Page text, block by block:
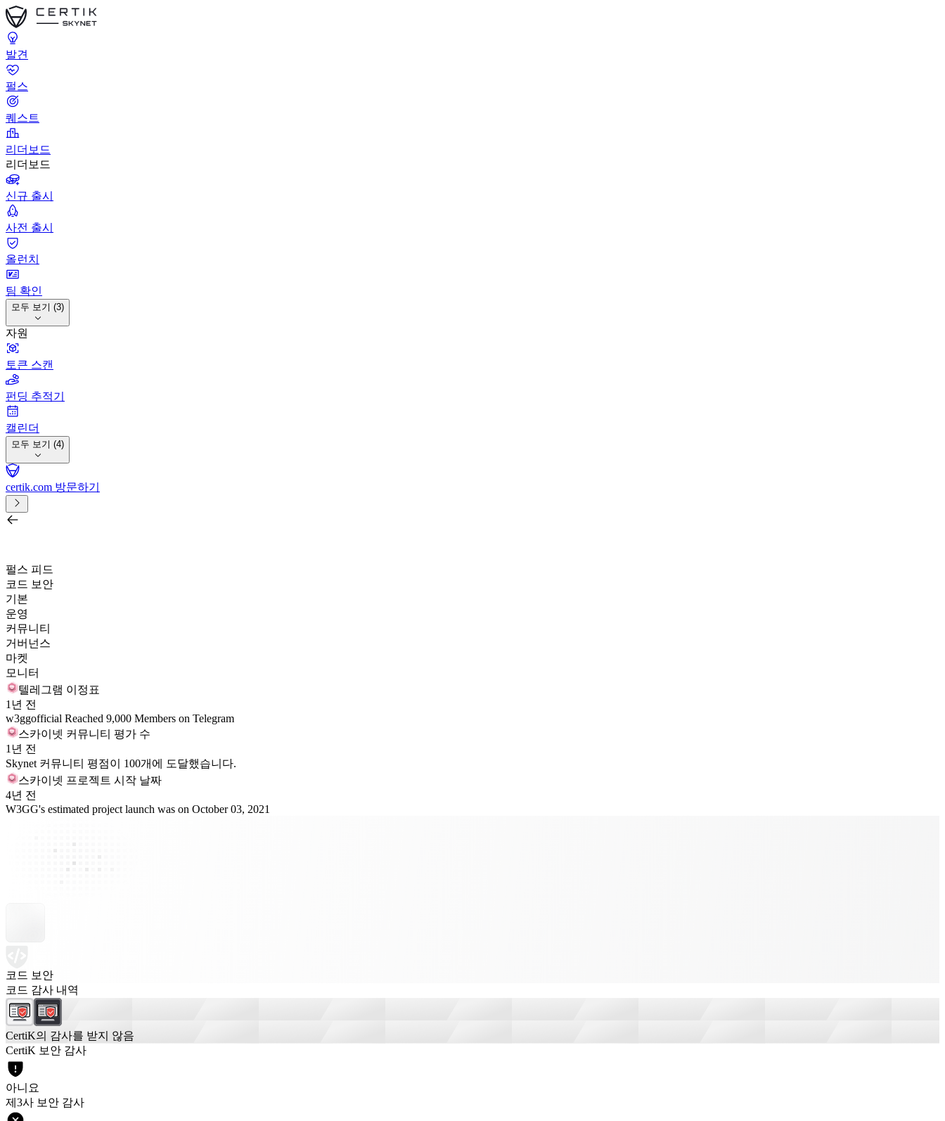
발견
펄스
퀘스트
리더보드
리더보드
신규 출시
사전 출시
올런치
팀 확인
모두 보기 (3)
자원
토큰 스캔
펀딩 추적기
캘린더
모두 보기 (4)
certik.com 방문하기
펄스 피드
코드 보안
기본
운영
커뮤니티
거버넌스
마켓
모니터
텔레그램 이정표
1년 전
w3ggofficial Reached 9,000 Members on Telegram
스카이넷 커뮤니티 평가 수
1년 전
Skynet 커뮤니티 평점이 100개에 도달했습니다.
스카이넷 프로젝트 시작 날짜
4년 전
W3GG's estimated project launch was on October 03, 2021
코드 보안
코드 감사 내역
CertiK의 감사를 받지 않음
CertiK 보안 감사
아니요
제3사 보안 감사